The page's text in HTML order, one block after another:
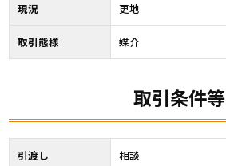
現況 更地
取引態様 媒介
取引条件等
引渡し 相談